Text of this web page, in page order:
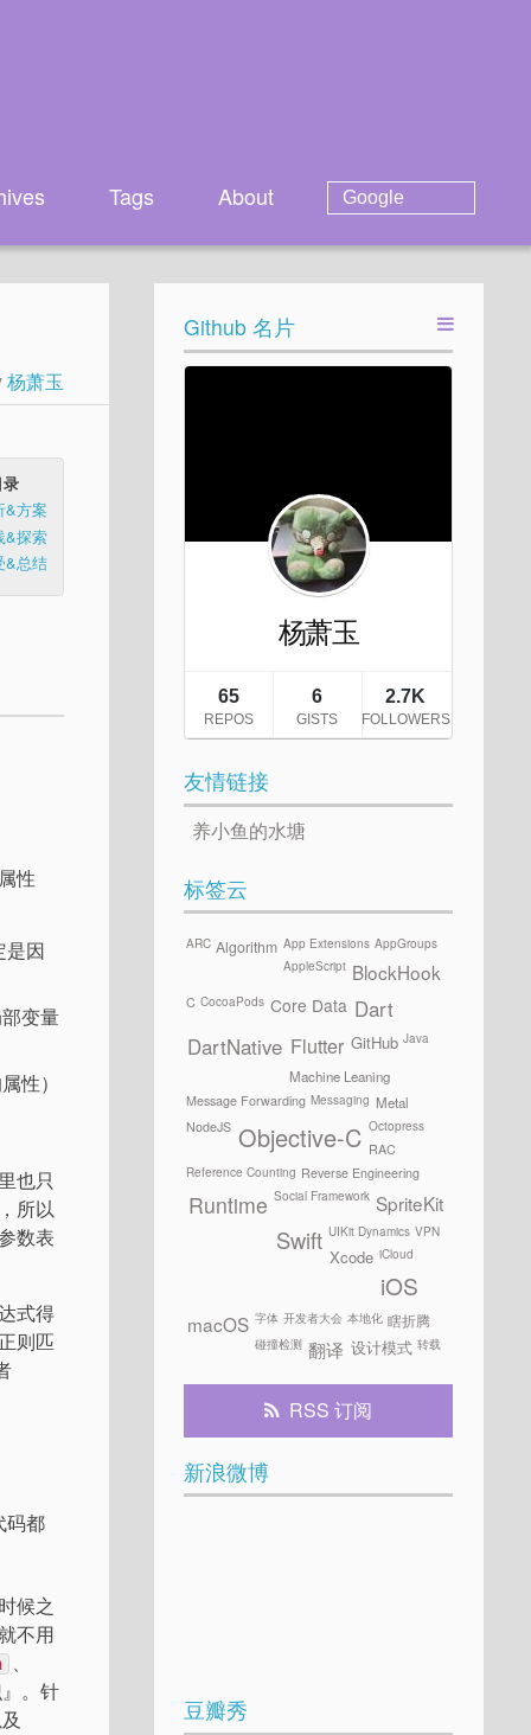
Tags About
杨萧玉
录
&方案
&探索
&总结
性
是因
变量
性）
也只
所以
数表
式得
则匹
码都
候之
不用
、
。针
Github 名片
友情链接
养小鱼的水塘
标签云
ARC Algorithm App Extensions AppGroups
AppleScript BlockHook
C CocoaPods Core Data Dart
DartNative Flutter GitHub Java
Machine Leaning
Message Forwarding Messaging Metal
NodeJS Objective-C Octopress
RAC
Reference Counting Reverse Engineering
Runtime Social Framework SpriteKit
Swift UIKit Dynamics VPN
Xcode iCloud
iOS
macOS 字体 开发者大会 本地化 瞎折腾
碰撞检测 翻译 设计模式 转载
RSS 订阅
新浪微博
豆瓣秀